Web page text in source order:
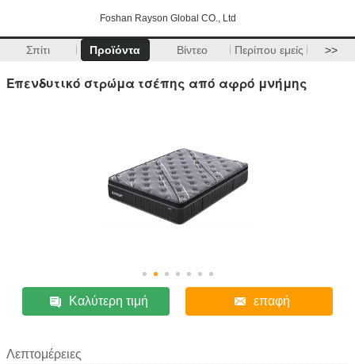
Foshan Rayson Global CO., Ltd
Σπίτι Προϊόντα Βίντεο Περίπου εμείς >>
Επενδυτικό στρώμα τσέπης από αφρό μνήμης
Καλύτερη τιμή επαφή
Λεπτομέρειες